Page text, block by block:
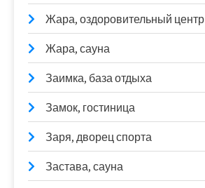
Жара, оздоровительный центр
Жара, сауна
Заимка, база отдыха
Замок, гостиница
Заря, дворец спорта
Застава, сауна